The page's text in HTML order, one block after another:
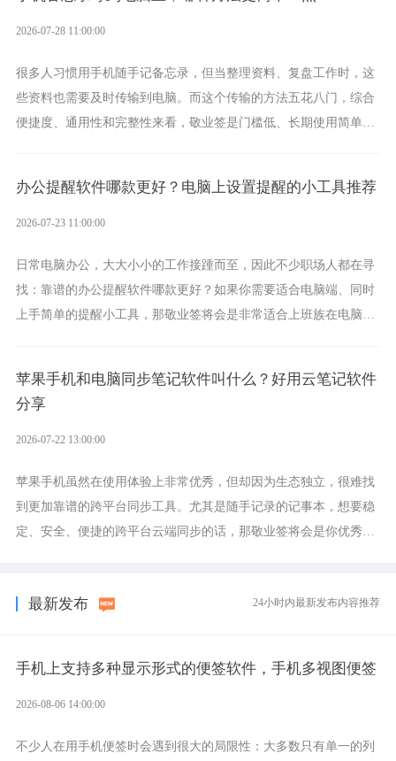
2026-07-28 11:00:00
很多人习惯用手机随手记备忘录，但当整理资料、复盘工作时，这
些资料也需要及时传输到电脑。而这个传输的方法五花八门，综合
便捷度、通用性和完整性来看，敬业签是门槛低、长期使用简单的
办公提醒软件哪款更好？电脑上设置提醒的小工具推荐
2026-07-23 11:00:00
日常电脑办公，大大小小的工作接踵而至，因此不少职场人都在寻
找：靠谱的办公提醒软件哪款更好？如果你需要适合电脑端、同时
上手简单的提醒小工具，那敬业签将会是非常适合上班族在电脑上
苹果手机和电脑同步笔记软件叫什么？好用云笔记软件
分享
2026-07-22 13:00:00
苹果手机虽然在使用体验上非常优秀，但却因为生态独立，很难找
到更加靠谱的跨平台同步工具。尤其是随手记录的记事本，想要稳
定、安全、便捷的跨平台云端同步的话，那敬业签将会是你优秀的
最新发布 24小时内最新发布内容推荐
手机上支持多种显示形式的便签软件，手机多视图便签
2026-08-06 14:00:00
不少人在用手机便签时会遇到很大的局限性：大多数只有单一的列